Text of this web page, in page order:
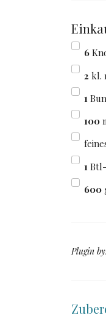
6
2 kl.
1
100
1
600
Plugin